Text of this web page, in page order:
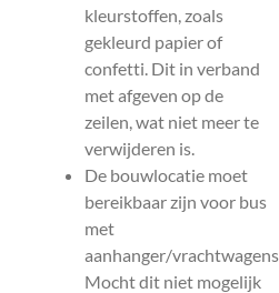
kleurstoffen, zoals
gekleurd papier of
confetti. Dit in verband
met afgeven op de
zeilen, wat niet meer te
verwijderen is.
De bouwlocatie moet
bereikbaar zijn voor bus
met
aanhanger/
Mocht dit niet mogelijk